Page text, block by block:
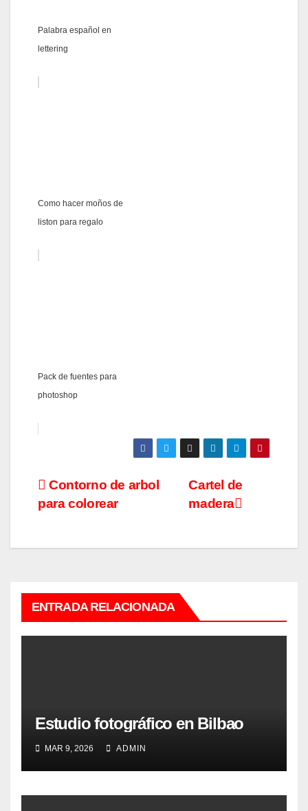
Palabra español en
lettering
Como hacer moños de
liston para regalo
Pack de fuentes para
photoshop
Navegación
de
entradas
Cartel de
madera
Contorno de arbol
para colorear
ENTRADA RELACIONADA
Estudio fotográfico en Bilbao
MAR 9, 2026 ADMIN